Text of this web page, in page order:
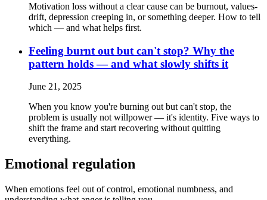
Motivation loss without a clear cause can be burnout, values-
drift, depression creeping in, or something deeper. How to tell
which — and what helps first.
Feeling burnt out but can't stop? Why the
pattern holds — and what slowly shifts it
June 21, 2025
When you know you're burning out but can't stop, the
problem is usually not willpower — it's identity. Five ways to
shift the frame and start recovering without quitting
everything.
Emotional regulation
When emotions feel out of control, emotional numbness, and